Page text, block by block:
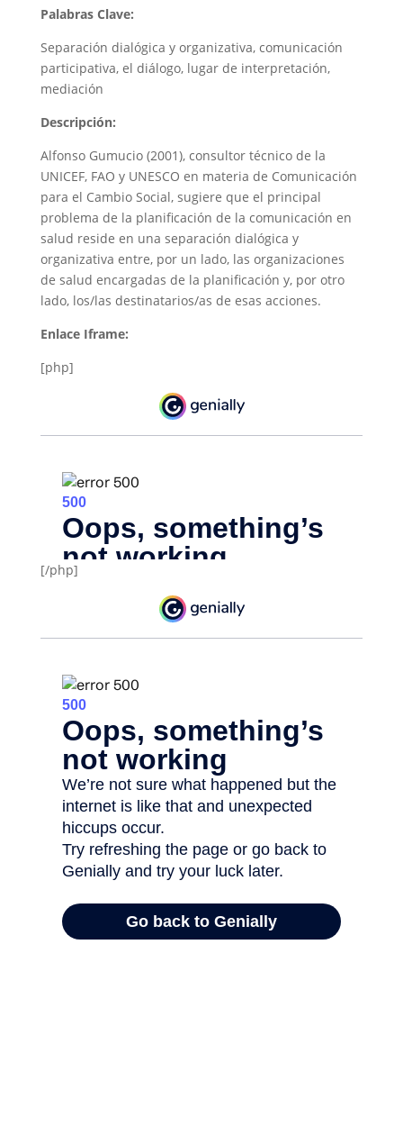
Palabras Clave:
Separación dialógica y organizativa, comunicación
participativa, el diálogo, lugar de interpretación,
mediación
Descripción:
Alfonso Gumucio (2001), consultor técnico de la
UNICEF, FAO y UNESCO en materia de Comunicación
para el Cambio Social, sugiere que el principal
problema de la planificación de la comunicación en
salud reside en una separación dialógica y
organizativa entre, por un lado, las organizaciones
de salud encargadas de la planificación y, por otro
lado, los/las destinatarios/as de esas acciones. ​
Enlace Iframe:
[php]
[/php]